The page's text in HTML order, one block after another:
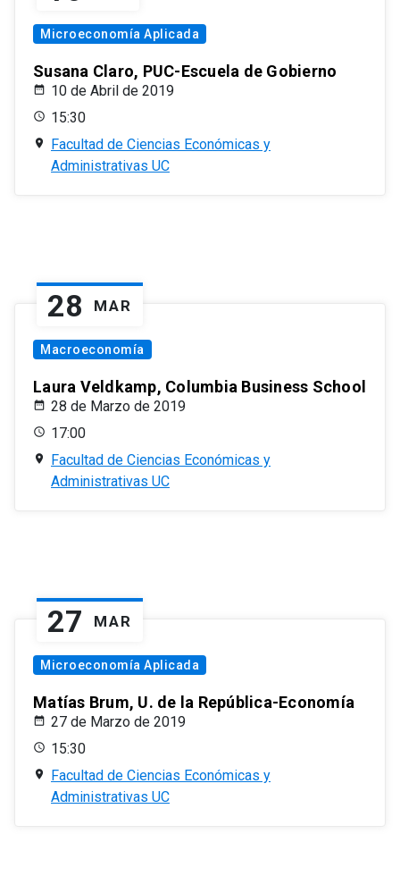
Microeconomía Aplicada
Susana Claro, PUC-Escuela de Gobierno
10 de Abril de 2019
15:30
Facultad de Ciencias Económicas y
Administrativas UC
28 MAR
Macroeconomía
Laura Veldkamp, Columbia Business School
28 de Marzo de 2019
17:00
Facultad de Ciencias Económicas y
Administrativas UC
27 MAR
Microeconomía Aplicada
Matías Brum, U. de la República-Economía
27 de Marzo de 2019
15:30
Facultad de Ciencias Económicas y
Administrativas UC